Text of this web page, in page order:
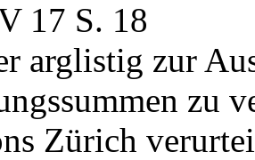
17 S. 18
arglistig zur
zu
Zürich